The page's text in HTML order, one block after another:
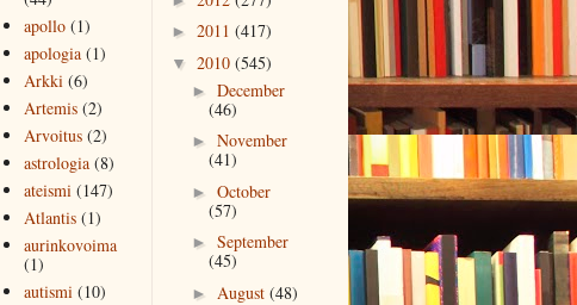
apollo (1)
apologia (1)
Arkki (6)
Artemis (2)
Arvoitus (2)
astrologia (8)
ateismi (147)
Atlantis (1)
aurinkovoima
(1)
autismi (10)
► 2011 (417)
▼ 2010 (545)
► December
(46)
► November
(41)
► October
(57)
► September
(45)
► August (48)